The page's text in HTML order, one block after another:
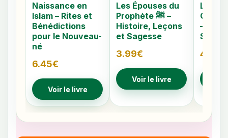
Naissance en
Islam – Rites et
Bénédictions
pour le Nouveau-
né
6.45€
Voir le livre
Les Épouses du
Prophète ﷺ –
Histoire, Leçons
et Sagesse
3.99€
Voir le livre
Les
–
4.79